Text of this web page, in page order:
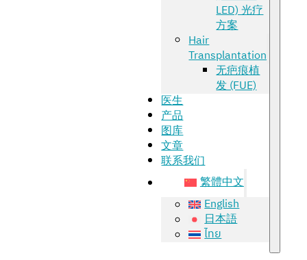
LED) 光疗
方案
Hair
Transplantation
无疤痕植
发 (FUE)
医生
产品
图库
文章
联系我们
繁體中文
English
日本語
ไทย